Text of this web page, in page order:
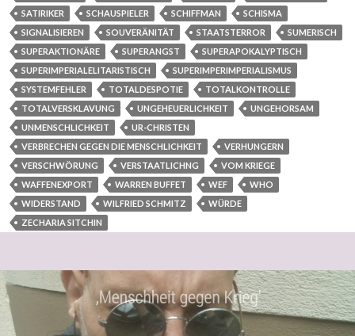
SATIRIKER
SCHAUSPIELER SCHIFFMAN
SCHISMA
SIGNALISIEREN
SOUVERÄNITÄT STAATSTERROR
SUMERISCH
SUPERAKTIONÄRE
SUPERANGST
SUPERAPOKALYPTISCH
SUPERIMPERIALELITARISTISCH
SUPERIMPERIMPERIALISMUS
SYSTEMFEHLER
TOTALDESPOTIE
TOTALKONTROLLE
TOTALVERSKLAVUNG
UNGEHEUERLICHKEIT
UNGEHORSAM
UNMENSCHLICHKEIT
UR-CHRISTEN
VERBRECHEN GEGEN DIE MENSCHLICHKEIT
VERHUNGERN
VERSCHWÖRUNG
VERSTAATLICHNG
VOM KRIEGE
WAFFENEXPORT
WARREN BUFFET WEF
WHO
WIDERSTAND
WILFRIED SCHMITZ
WÜRDE
ZECHARIA SITCHIN